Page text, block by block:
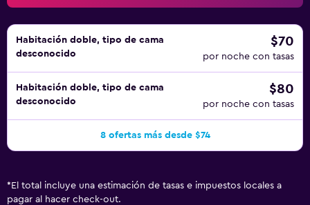
alojamiento (es posible que se aplique un recargo).
Habitación doble, tipo de cama
desconocido
$70
por noche con tasas
Habitación doble, tipo de cama
desconocido
$80
por noche con tasas
8 ofertas más desde $74
* El total incluye una estimación de tasas e impuestos locales a
pagar al hacer check-out.